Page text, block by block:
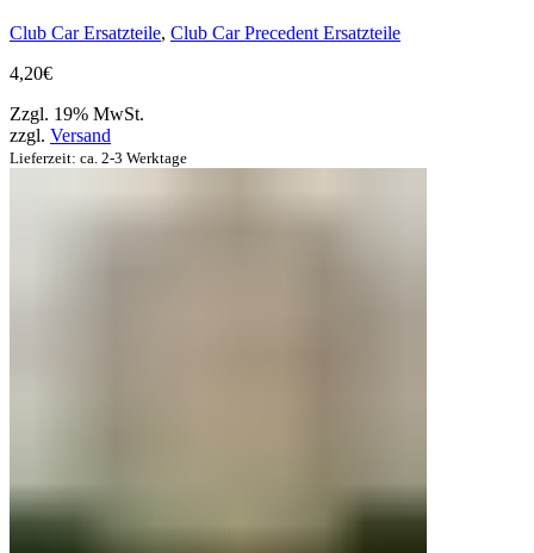
Club Car Ersatzteile, Club Car Precedent Ersatzteile
4,20€
Zzgl. 19% MwSt.
zzgl. Versand
Lieferzeit: ca. 2-3 Werktage